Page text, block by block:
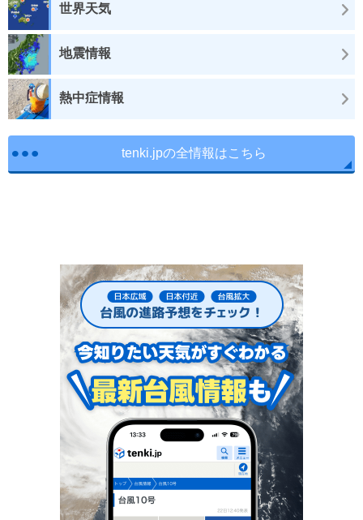
世界天気
地震情報
熱中症情報
tenki.jpの全情報はこちら